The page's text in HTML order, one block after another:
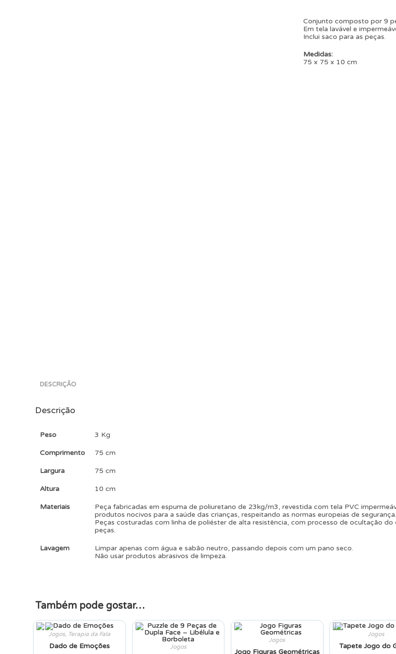
Conjunto composto por 9
Em tela lavável e
Inclui saco para as peças.
Medidas:
75 x 75 x 10 cm
DESCRIÇÃO
Descrição
Peso 3 Kg
Comprimento 75 cm
Largura 75 cm
Altura 10 cm
Materiais
Peça fabricadas em espuma de poliuretano de 23kg/m3, revestida com tela PVC
produtos nocivos para a saúde das crianças, respeitando as normas europeias de segurança.
Peças costuradas com linha de poliéster de alta resistência, com processo de ocultação
peças.
Lavagem
Limpar apenas com água e sabão neutro, passando depois com um pano seco.
Não usar produtos abrasivos de limpeza.
Também pode gostar…
Jogos, Terapia da Fala
Dado de Emoções Jogos
Jogos
Jogo Figuras Geométricas
Jogos
Tapete Jogo do